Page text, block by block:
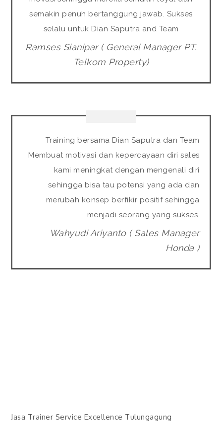
semakin penuh bertanggung jawab. Sukses
selalu untuk Dian Saputra and Team
Ramses Sianipar ( General Manager PT.
Telkom Property)
Training bersama Dian Saputra dan Team
Membuat motivasi dan kepercayaan diri sales
kami meningkat dengan mengenali diri
sehingga bisa tau potensi yang ada dan
merubah konsep berfikir positif sehingga
menjadi seorang yang sukses.
Wahyudi Ariyanto ( Sales Manager
Honda )
Jasa Trainer Service Excellence Tulungagung